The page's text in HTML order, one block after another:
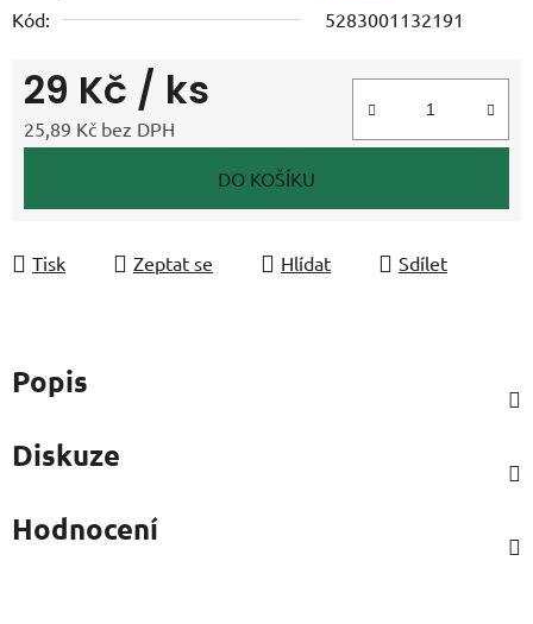
Kód:
5283001132191
29 Kč / ks
25,89 Kč bez DPH
DO KOŠÍKU
Tisk Zeptat se Hlídat Sdílet
Popis
Diskuze
Hodnocení